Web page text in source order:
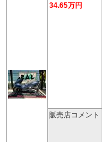
34.65万円
販売店コメント